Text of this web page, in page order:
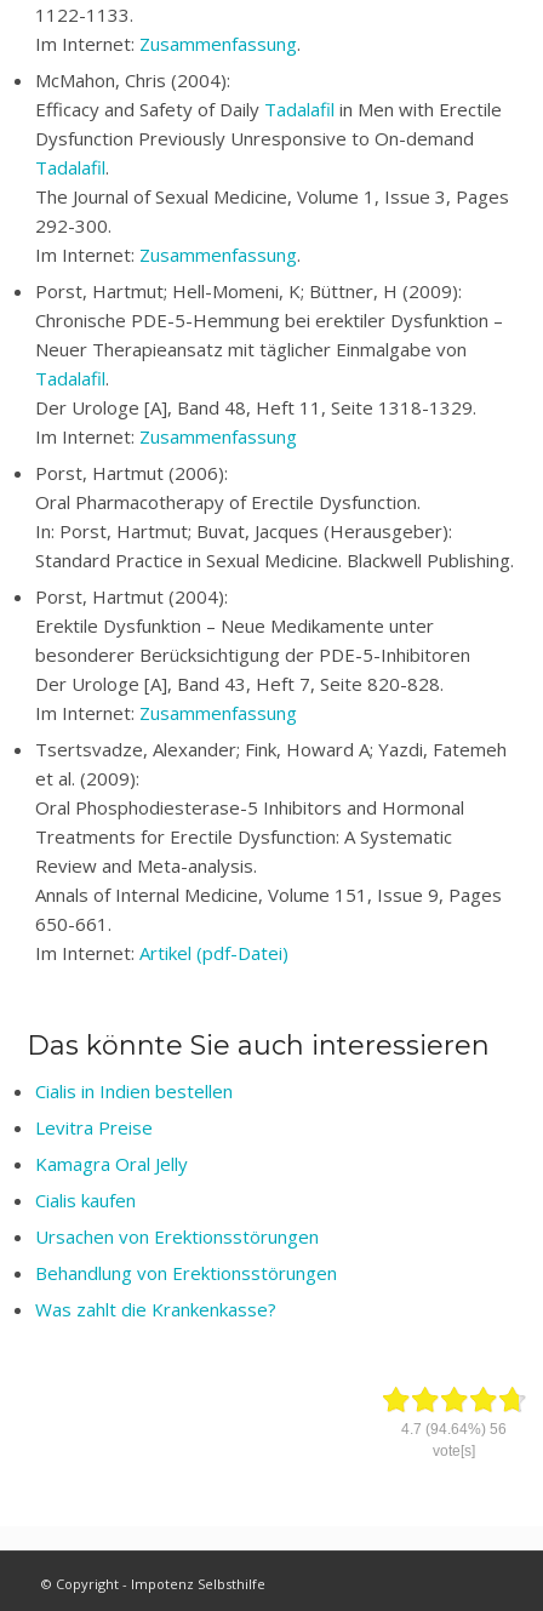
1122-1133.
Im Internet: Zusammenfassung.
McMahon, Chris (2004):
Efficacy and Safety of Daily Tadalafil in Men with Erectile
Dysfunction Previously Unresponsive to On-demand
Tadalafil.
The Journal of Sexual Medicine, Volume 1, Issue 3, Pages
292-300.
Im Internet: Zusammenfassung.
Porst, Hartmut; Hell-Momeni, K; Büttner, H (2009):
Chronische PDE-5-Hemmung bei erektiler Dysfunktion –
Neuer Therapieansatz mit täglicher Einmalgabe von
Tadalafil.
Der Urologe [A], Band 48, Heft 11, Seite 1318-1329.
Im Internet: Zusammenfassung
Porst, Hartmut (2006):
Oral Pharmacotherapy of Erectile Dysfunction.
In: Porst, Hartmut; Buvat, Jacques (Herausgeber):
Standard Practice in Sexual Medicine. Blackwell Publishing.
Porst, Hartmut (2004):
Erektile Dysfunktion – Neue Medikamente unter
besonderer Berücksichtigung der PDE-5-Inhibitoren
Der Urologe [A], Band 43, Heft 7, Seite 820-828.
Im Internet: Zusammenfassung
Tsertsvadze, Alexander; Fink, Howard A; Yazdi, Fatemeh
et al. (2009):
Oral Phosphodiesterase-5 Inhibitors and Hormonal
Treatments for Erectile Dysfunction: A Systematic
Review and Meta-analysis.
Annals of Internal Medicine, Volume 151, Issue 9, Pages
650-661.
Im Internet: Artikel (pdf-Datei)
Das könnte Sie auch interessieren
Cialis in Indien bestellen
Levitra Preise
Kamagra Oral Jelly
Cialis kaufen
Ursachen von Erektionsstörungen
Behandlung von Erektionsstörungen
Was zahlt die Krankenkasse?
4.7 (94.64%)56
vote[s]
© Copyright - Impotenz Selbsthilfe